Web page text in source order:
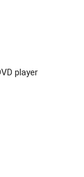
player